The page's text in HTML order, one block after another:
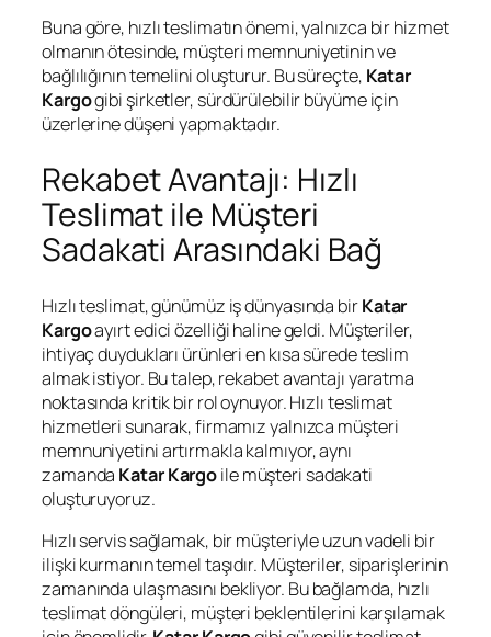
Buna göre, hızlı teslimatın önemi, yalnızca bir hizmet
olmanın ötesinde, müşteri memnuniyetinin ve
bağlılığının temelini oluşturur. Bu süreçte, Katar
Kargogibi şirketler, sürdürülebilir büyüme için
üzerlerine düşeni yapmaktadır.
Rekabet Avantajı: Hızlı
Teslimat ile Müşteri
Sadakati Arasındaki Bağ
Hızlı teslimat, günümüz iş dünyasında birKatar
Kargoayırt edici özelliği haline geldi. Müşteriler,
ihtiyaç duydukları ürünleri en kısa sürede teslim
almak istiyor. Bu talep, rekabet avantajı yaratma
noktasında kritik bir rol oynuyor. Hızlı teslimat
hizmetleri sunarak, firmamız yalnızca müşteri
memnuniyetini artırmakla kalmıyor, aynı
zamanda Katar Kargoile müşteri sadakati
oluşturuyoruz.
Hızlı servis sağlamak, bir müşteriyle uzun vadeli bir
ilişki kurmanın temel taşıdır. Müşteriler, siparişlerinin
zamanında ulaşmasını bekliyor. Bu bağlamda, hızlı
teslimat döngüleri, müşteri beklentilerini karşılamak